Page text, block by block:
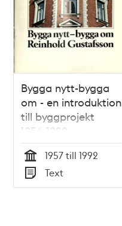
Bygga nytt-bygga
om - en introduktion
till byggprojekt
1956-1992
Tid
1957 till 1992
Typ
Text